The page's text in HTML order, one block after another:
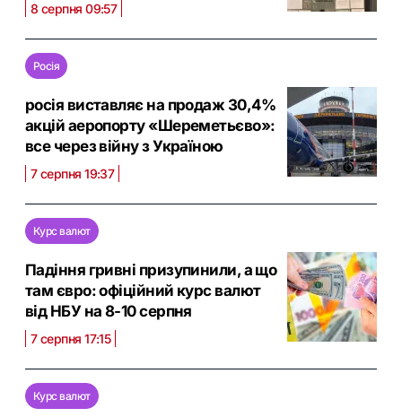
8 серпня 09:57
Росія
росія виставляє на продаж 30,4%
акцій аеропорту «Шереметьєво»:
все через війну з Україною
7 серпня 19:37
Курс валют
Падіння гривні призупинили, а що
там євро: офіційний курс валют
від НБУ на 8-10 серпня
7 серпня 17:15
Курс валют